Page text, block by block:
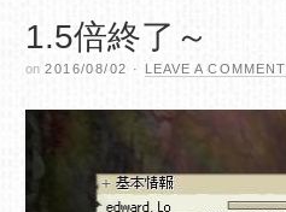
1.5倍終了～
on 2016/08/02 · LEAVE A COMMENT